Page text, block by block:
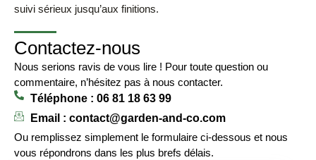
suivi sérieux jusqu’aux finitions.
Contactez-nous
Nous serions ravis de vous lire ! Pour toute question ou
commentaire, n’hésitez pas à nous contacter.
Téléphone : 06 81 18 63 99
Email : contact@garden-and-co.com
Ou remplissez simplement le formulaire ci-dessous et nous
vous répondrons dans les plus brefs délais.